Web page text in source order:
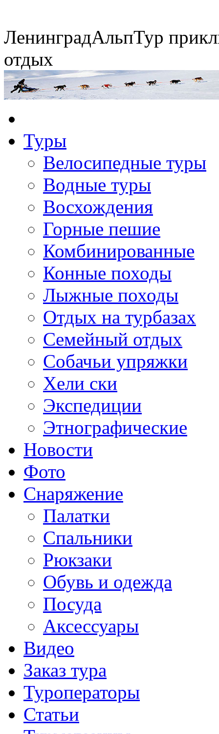
ЛенинградАльпТур
отдых
Туры
Велосипедные туры
Водные туры
Восхождения
Горные пешие
Комбинированные
Конные походы
Лыжные походы
Отдых на турбазах
Семейный отдых
Собачьи упряжки
Хели ски
Экспедиции
Этнографические
Новости
Фото
Снаряжение
Палатки
Спальники
Рюкзаки
Обувь и одежда
Посуда
Аксессуары
Видео
Заказ тура
Туроператоры
Статьи